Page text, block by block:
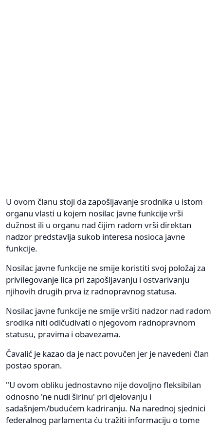
U ovom članu stoji da zapošljavanje srodnika u istom
organu vlasti u kojem nosilac javne funkcije vrši
dužnost ili u organu nad čijim radom vrši direktan
nadzor predstavlja sukob interesa nosioca javne
funkcije.
Nosilac javne funkcije ne smije koristiti svoj položaj za
privilegovanje lica pri zapošljavanju i ostvarivanju
njihovih drugih prva iz radnopravnog statusa.
Nosilac javne funkcije ne smije vršiti nadzor nad radom
srodika niti odlčudivati o njegovom radnopravnom
statusu, pravima i obavezama.
Čavalić je kazao da je nact povučen jer je navedeni član
postao sporan.
"U ovom obliku jednostavno nije dovoljno fleksibilan
odnosno 'ne nudi širinu' pri djelovanju i
sadašnjem/budućem kadriranju. Na narednoj sjednici
federalnog parlamenta ću tražiti informaciju o tome